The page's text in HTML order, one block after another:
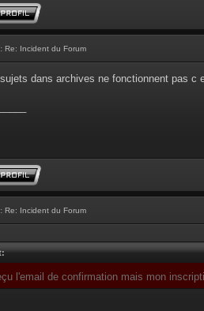
Re: Incident du Forum
dans archives ne fonctionnent pas c
Re: Incident du Forum
l'email de confirmation mais mon